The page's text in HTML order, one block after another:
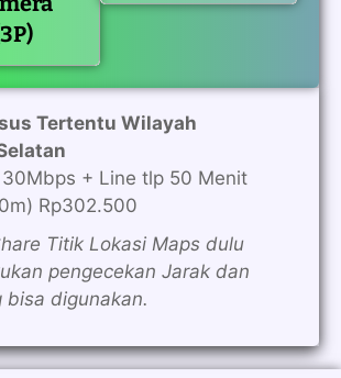
Tertentu Wilayah
+ Line tlp 50 Menit
Rp302.500
Titik Lokasi Maps dulu
pengecekan Jarak dan
bisa digunakan.